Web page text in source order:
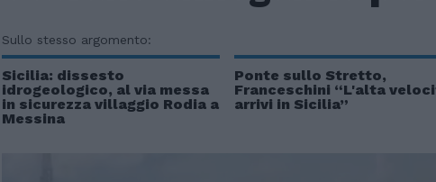
Sullo stesso argomento:
Sicilia: dissesto
idrogeologico, al via messa
in sicurezza villaggio Rodia a
Messina
Ponte sullo Stretto,
Franceschini “L'alta
arrivi in Sicilia”